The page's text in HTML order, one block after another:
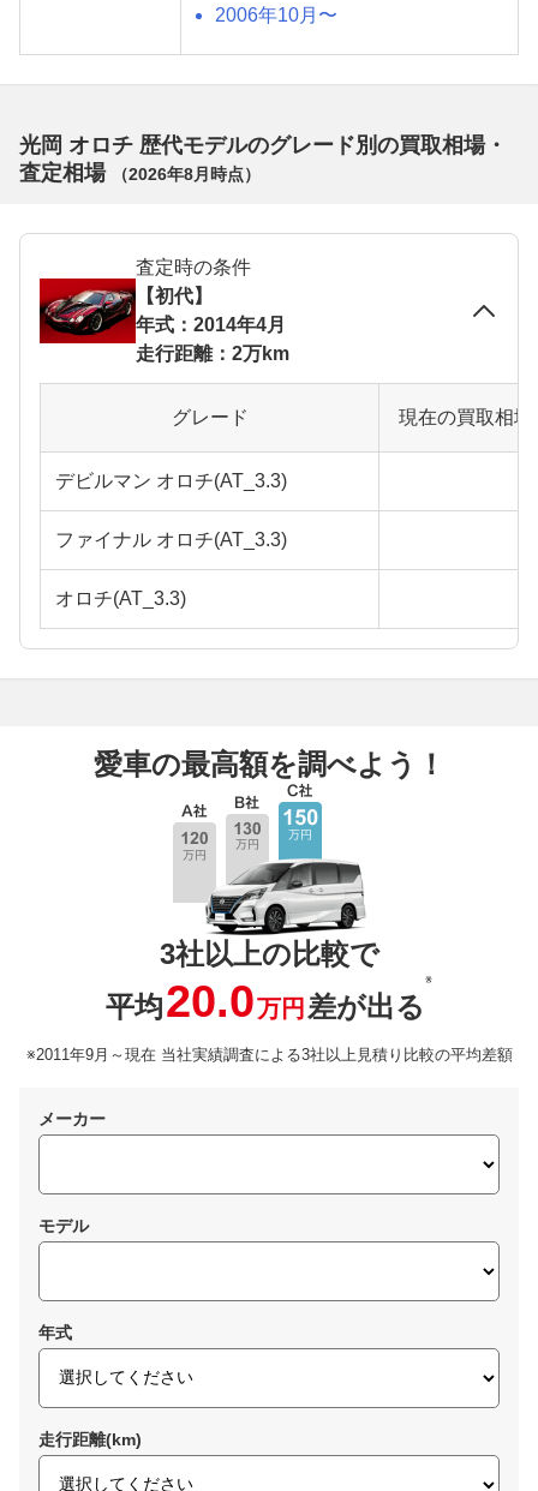
2006年10月〜
光岡 オロチ 歴代モデルのグレード別の買取相場・
査定相場
（2026年8月 時点）
査定時の条件
【初代】
年式：2014年4月
走行距離：2万km
グレード 現在の買取相
デビルマン オロチ(AT_3.3)
ファイナル オロチ(AT_3.3)
オロチ(AT_3.3)
愛車の最高額を調べよう！
3社以上の比較で
平均20.0万円 差が出る
※
※2011年9月～現在 当社実績調査による3社以上見積り比較の平均差額
メーカー
モデル
年式
走行距離(km)